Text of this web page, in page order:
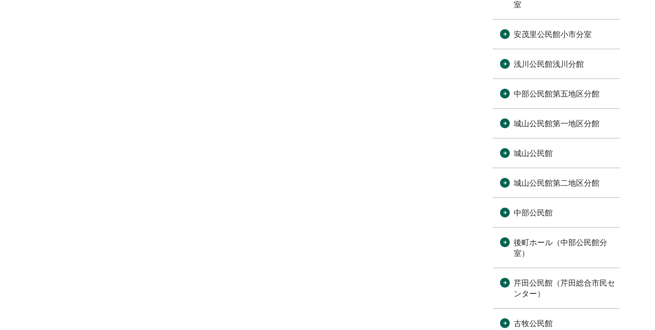
室
安茂里公民館小市分室
浅川公民館浅川分館
中部公民館第五地区分館
城山公民館第一地区分館
城山公民館
城山公民館第二地区分館
中部公民館
後町ホール（中部公民館分
室）
芹田公民館（芹田総合市民セ
ンター）
古牧公民館